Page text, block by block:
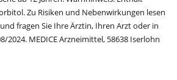
Zu Risiken und Nebenwirkungen lesen
fragen Sie Ihre Ärztin, Ihren Arzt oder in
2024. MEDICE Arzneimittel, 58638 Iserlohn